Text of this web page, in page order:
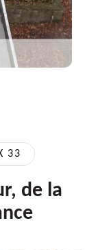
33
de la